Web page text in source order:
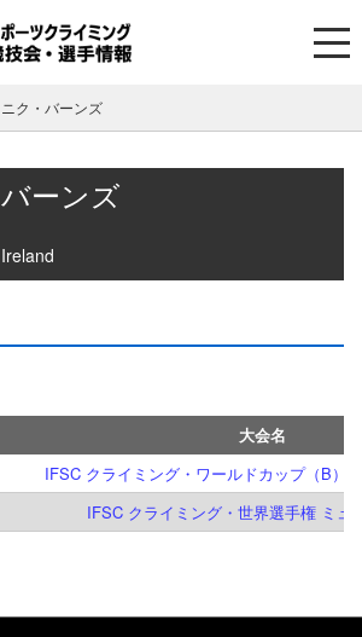
ニク・バーンズ
ーンズ
大会名
IFSC クライミング・ワールドカップ（B）
IFSC クライミング・世界選手権 ミュ